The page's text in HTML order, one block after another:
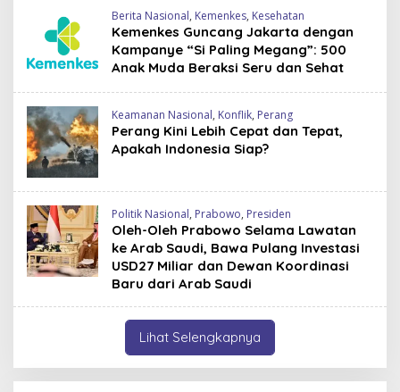
Berita Nasional, Kemenkes, Kesehatan
Kemenkes Guncang Jakarta dengan
Kampanye “Si Paling Megang”: 500
Anak Muda Beraksi Seru dan Sehat
Keamanan Nasional, Konflik, Perang
Perang Kini Lebih Cepat dan Tepat,
Apakah Indonesia Siap?
Politik Nasional, Prabowo, Presiden
Oleh-Oleh Prabowo Selama Lawatan
ke Arab Saudi, Bawa Pulang Investasi
USD27 Miliar dan Dewan Koordinasi
Baru dari Arab Saudi
Lihat Selengkapnya